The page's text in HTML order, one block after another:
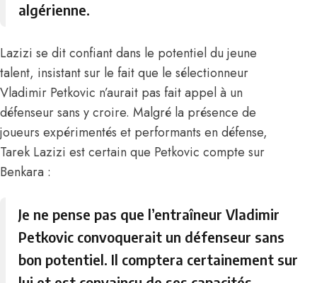
algérienne.
Lazizi se dit confiant dans le potentiel du jeune
talent, insistant sur le fait que le sélectionneur
Vladimir Petkovic n’aurait pas fait appel à un
défenseur sans y croire. Malgré la présence de
joueurs expérimentés et performants en défense,
Tarek Lazizi est certain que Petkovic compte sur
Benkara :
Je ne pense pas que l’entraîneur Vladimir
Petkovic convoquerait un défenseur sans
bon potentiel. Il comptera certainement sur